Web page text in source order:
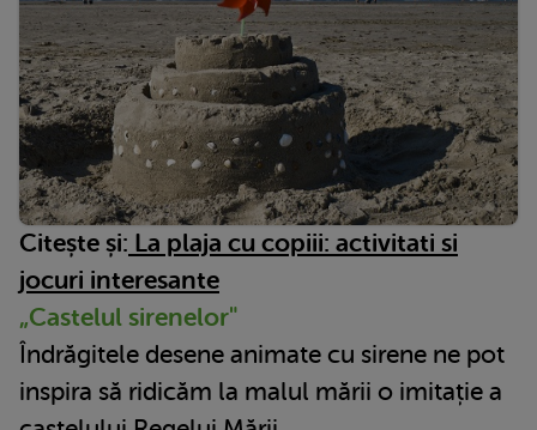
Citește și: La plaja cu copiii: activitati si
jocuri interesante
„Castelul sirenelor"
Îndrăgitele desene animate cu sirene ne pot
inspira să ridicăm la malul mării o imitație a